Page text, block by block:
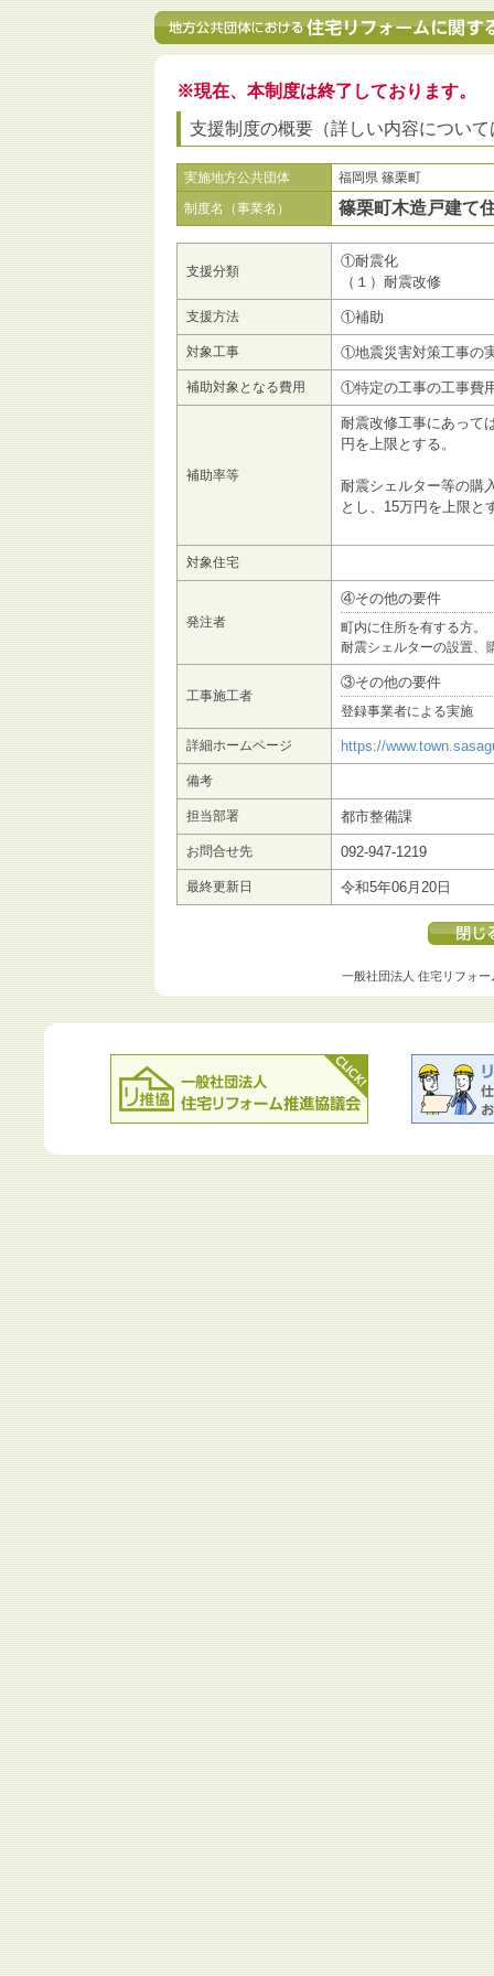
※現在、本制度は終了しております。
支援制度の概要（詳しい内容につい
実施地方公共団体
福岡県 篠栗町
制度名（事業名）
篠栗町木造戸建て
支援分類
①耐震化
（１）耐震改修
支援方法 ①補助
対象工事 ①地震災害対策工事の
補助対象となる費用 ①特定の工事の工事費
補助率等
耐震改修工事にあって
円を上限とする。
耐震シェルター等の購
とし、15万円を上限と
対象住宅
発注者
④その他の要件
町内に住所を有する方。
耐震シェルターの設置、
工事施工者
③その他の要件
登録事業者による実施
詳細ホームページ https://
備考
担当部署 都市整備課
お問合せ先 092-947-1219
最終更新日 令和5年06月20日
一般社団法人 住宅リフォー